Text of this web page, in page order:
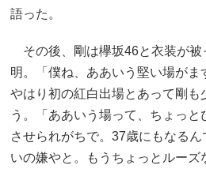
語った。
その後、剛は欅坂46と衣装が被
明。「僕ね、ああいう堅い場がま
やはり初の紅白出場とあって剛も
う。「ああいう場って、ちょっ
させられがちで。37歳にもなる
いの嫌やと。もうちょっとルーズ